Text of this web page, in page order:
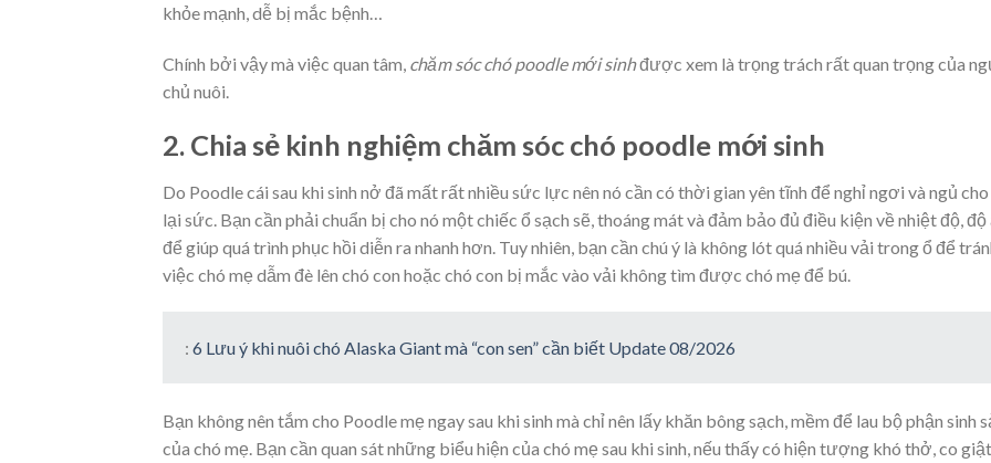
khỏe mạnh, dễ bị mắc bệnh…
Chính bởi vậy mà việc quan tâm, chăm sóc chó poodle mới sinhđược xem là trọng trách rất quan trọng của
chủ nuôi.
2. Chia sẻ kinh nghiệm chăm sóc chó poodle mới sinh
Do Poodle cái sau khi sinh nở đã mất rất nhiều sức lực nên nó cần có thời gian yên tĩnh để nghỉ ngơi và ngủ
lại sức. Bạn cần phải chuẩn bị cho nó một chiếc ổ sạch sẽ, thoáng mát và đảm bảo đủ điều kiện về nhiệt độ, độ
để giúp quá trình phục hồi diễn ra nhanh hơn. Tuy nhiên, bạn cần chú ý là không lót quá nhiều vải trong ổ để
việc chó mẹ dẫm đè lên chó con hoặc chó con bị mắc vào vải không tìm được chó mẹ để bú.
: 6 Lưu ý khi nuôi chó Alaska Giant mà “con sen” cần biết Update 08/2026
Bạn không nên tắm cho Poodle mẹ ngay sau khi sinh mà chỉ nên lấy khăn bông sạch, mềm để lau bộ phận sinh
của chó mẹ. Bạn cần quan sát những biểu hiện của chó mẹ sau khi sinh, nếu thấy có hiện tượng khó thở, co